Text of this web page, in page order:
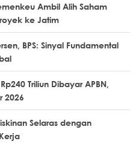
Ambil Alih Saham
ke Jatim
BPS: Sinyal Fundamental
Triliun Dibayar APBN,
2026
Selaras dengan